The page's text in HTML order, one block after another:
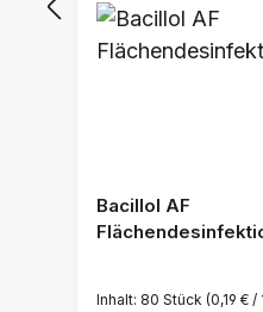
Bacillol AF
Inhalt: 80 Stück (0,19 € /